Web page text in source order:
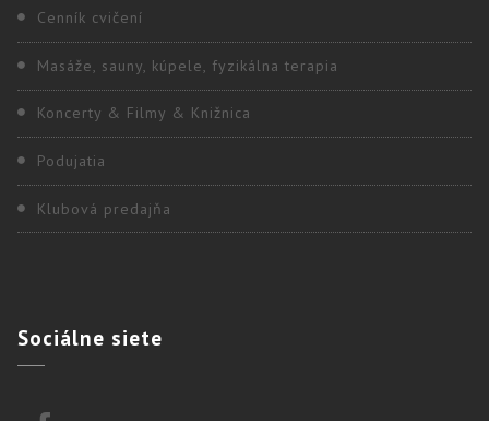
Cenník cvičení
Masáže, sauny, kúpele, fyzikálna terapia
Koncerty & Filmy & Knižnica
Podujatia
Klubová predajňa
Sociálne siete